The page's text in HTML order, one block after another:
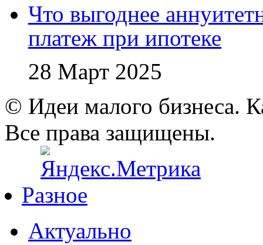
Что выгоднее
платеж при ипотеке
28 Март 2025
© Идеи малого бизнеса.
Все права защищены.
Разное
Актуально